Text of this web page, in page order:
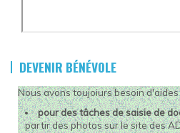
DEVENIR BÉNÉVOLE
Nous avons toujoiurs besoin
pour des tâches de saisie de
partir des photos sur le site des